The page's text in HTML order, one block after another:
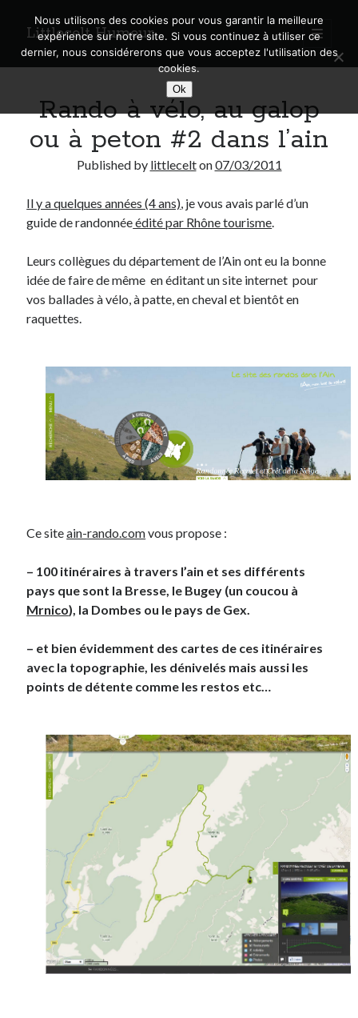
Littlecelt Humeur
open
primary
menu
Sidebar
Search
Derniers articles
Explorez les Chemins Enchantés à Vélo : Aventures Familiales près de
Lyon !
Quel Lyonnais es-tu, Renaud Ducher ?
A quand une véritable place pour le vélo à Caluire dans la Métropole de
Lyon ?
Derniers Commentaires
Entretien ménager dansT’as vu quoi ? #52
dansC’était pas mieux avant… à Lyon
littleceltdansComment j’ai opéré ma vélorution toute personnelle
Commentaires récents
Entretien ménagerdansT’as vu quoi ? #52
littleceltdansComment j’ai opéré ma vélorution toute personnelle
AnthonydansComment j’ai opéré ma vélorution toute personnelle
Renaud DucherdansComment j’ai opéré ma vélorution toute
personnelle
On parle de quoi ?
A Lyon
Bon plan du dimanche
Green
Humeur
Lectures
Lyon
Lyon à Livre Ouvert
Rando à vélo, au galop
ou à peton #2 dans l’ain
Published by littlecelton07/03/2011
Il y a quelques années (4 ans), je vous avais parlé d’un
guide de randonnéeédité par Rhône tourisme.
Leurs collègues du département de l’Ain ont eu la bonne
idée de faire de même en éditant un site internet pour
vos ballades à vélo, à patte, en cheval et bientôt en
raquettes.
Ce siteain-rando.comvous propose :
– 100 itinéraires à travers l’ain et ses différents
pays que sont la Bresse, le Bugey (un coucou à
Mrnico), la Dombes ou le pays de Gex.
– et bien évidemment des cartes de ces itinéraires
avec la topographie, les dénivelés mais aussi les
points de détente comme les restos etc…
Nous utilisons des cookies pour vous garantir la meilleure
expérience sur notre site. Si vous continuez à utiliser ce
dernier, nous considérerons que vous acceptez l'utilisation des
cookies.
Ok